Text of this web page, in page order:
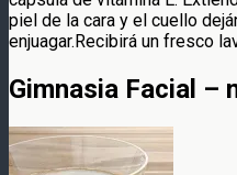
piel de la cara y el cuello
enjuagar.Recibirá un fresco
Gimnasia Facial –